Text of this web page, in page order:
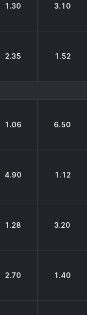
1.30 3.10
2.35 1.52
1.06 6.50
4.90 1.12
1.28 3.20
2.70 1.40